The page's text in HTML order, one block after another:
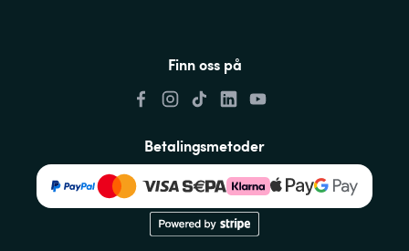
Finn oss på
Betalingsmetoder